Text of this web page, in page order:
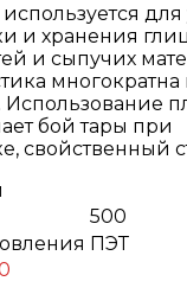
и хранения
и сыпучих
многократна
бой тары при
свойственный
500
ПЭТ